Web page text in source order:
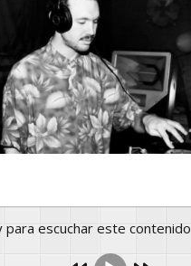
para escuchar este contenido